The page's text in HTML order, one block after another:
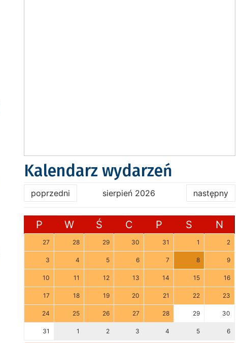
Kalendarz wydarzeń
poprzedni sierpień 2026 następny
P W Ś C P S N
27 28 29 30 31 1 2
3 4 5 6 7 8 9
10 11 12 13 14 15 16
17 18 19 20 21 22 23
24 25 26 27 28 29 30
31 1 2 3 4 5 6